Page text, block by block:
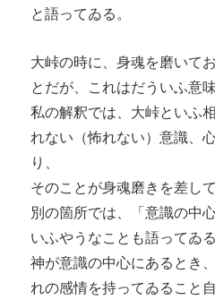
と語ってゐる。
大峠の時に、身魂を磨いて
とだが、これはだういふ意
私の解釈では、大峠といふ
れない（怖れない）意識、
り、
そのことが身魂磨きを差して
別の箇所では、「意識の中
いふやうなことも語ってゐる
神が意識の中心にあるとき
れの感情を持ってゐること自